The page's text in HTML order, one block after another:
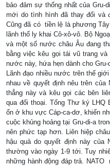
bảo đảm sự thống nhất của Gru-
mới do tình hình đã thay đổi và
Cũng đã có tiền lệ là phương
lãnh thổ ly khai Cô-xô-vô. Bộ
và một số nước châu Âu đang
bằng việc kêu gọi tái vũ trang
nước này, hứa hẹn dành cho Gru-
Lãnh đạo nhiều nước trên thế
nhau về quyết định nêu trên
thẳng này và kêu gọi các bên
qua đối thoại. Tổng Thư ký LHQ
ổn ở khu vực Cáp-ca-dơ, khiến
cuộc khủng hoảng tại Gru-di-a
nên phức tạp hơn. Liên hiệp
hậu quả do quyết định này của
thường vào ngày 1-9 tới. Tuy
những hành động đáp trả.